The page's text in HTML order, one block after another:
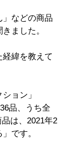
」などの商品
ました。
緯を教えて
ョン」
品、うち全
は、2021年2
です。